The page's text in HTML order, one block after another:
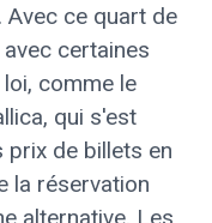
Avec ce quart de
certaines
comme le
qui s'est
prix de billets en
la réservation